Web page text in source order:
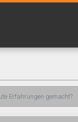
Erfahrungen gemacht?